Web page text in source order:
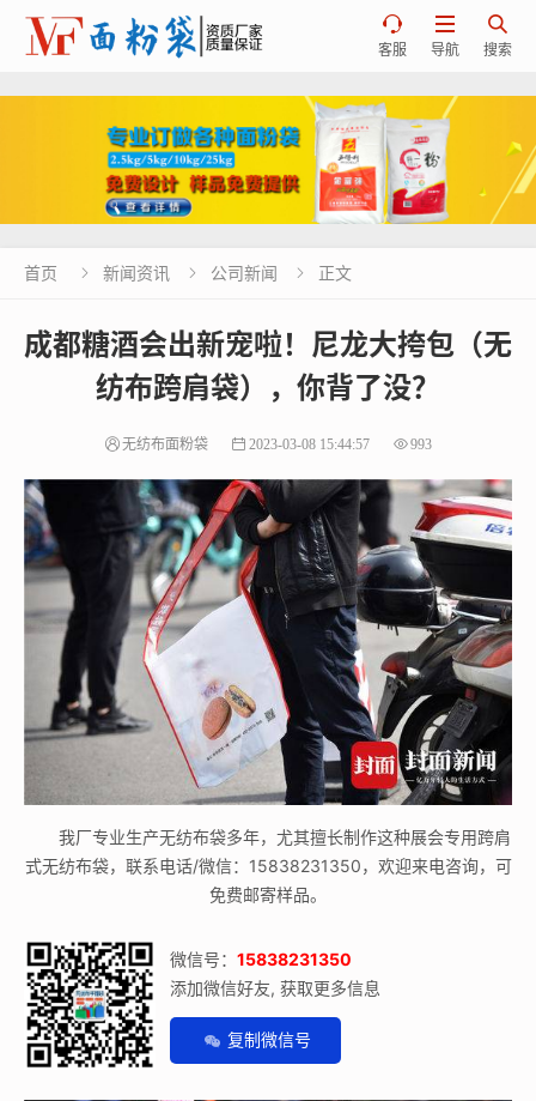

搜索

导航

客服
首页  新闻资讯  公司新闻  正文
成都糖酒会出新宠啦！尼龙大挎包（无
纺布跨肩袋），你背了没？
无纺布面粉袋 2023-03-08 15:44:57 993
我厂专业生产无纺布袋多年，尤其擅长制作这种展会专用跨肩
式无纺布袋，联系电话/微信：15838231350，欢迎来电咨询，可
免费邮寄样品。
微信号： 15838231350
添加微信好友, 获取更多信息
复制微信号